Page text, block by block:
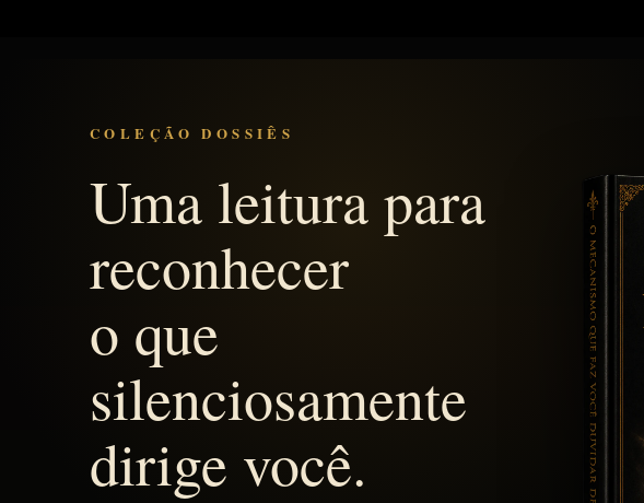
COLEÇÃO DOSSIÊS
Uma leitura para
reconhecer
o que
silenciosamente
dirige você.